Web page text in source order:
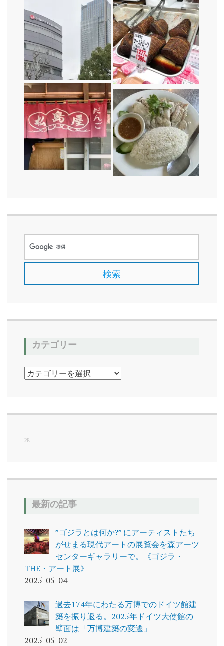
カテゴリー
カ
テ
ー
PR
最新の記事
”ゴジラとは何か?” にアーティストたち
がせまる現代アートの展覧会を森アーツ
センターギャラリーで。《ゴジラ・
THE・アート展》
2025-05-04
過去174年にわたる万博でのドイツ館建
築を振り返る。2025年ドイツ大使館の
壁面は「万博建築の変遷」
2025-05-02